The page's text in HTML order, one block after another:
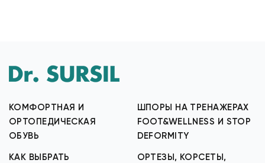
КОМФОРТНАЯ И
ОРТОПЕДИЧЕСКАЯ
ОБУВЬ
КАК ВЫБРАТЬ
ШПОРЫ НА ТРЕНАЖЕРАХ
FOOT&WELLNESS И STOP
DEFORMITY
ОРТЕЗЫ, КОРСЕТЫ,